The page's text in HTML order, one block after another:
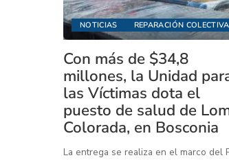
NOTICIAS REPARACIÓN COLECTIVA
Con más de $34,8
millones, la Unidad
las Víctimas dota el
puesto de salud de
Colorada, en Bosconia
La entrega se realiza en el marco del